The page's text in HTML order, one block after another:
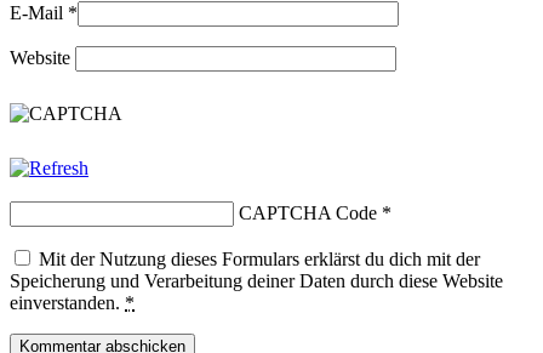
E-Mail *
Website
CAPTCHA Code *
Mit der Nutzung dieses Formulars erklärst du dich mit der
Speicherung und Verarbeitung deiner Daten durch diese Website
einverstanden. *